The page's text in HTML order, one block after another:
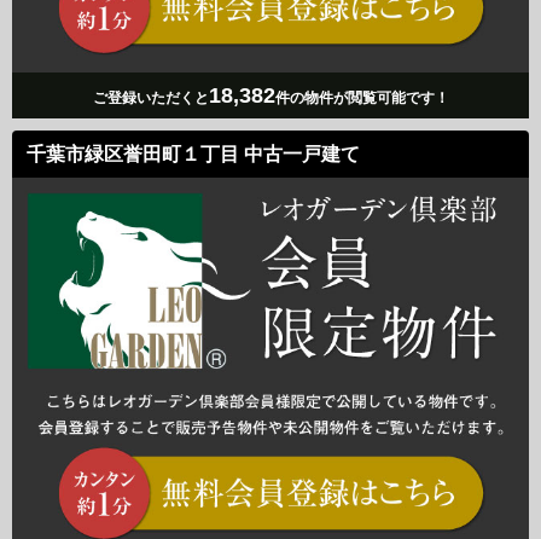
ご登録いただくと 18,382件の物件が閲覧可能です！
千葉市緑区誉田町１丁目 中古一戸建て